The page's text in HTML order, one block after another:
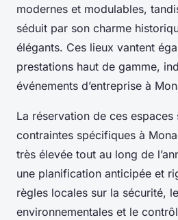
modernes et modulables,
séduit par son charme
élégants. Ces lieux vantent
prestations haut de gamme,
événements d’entreprise à
La réservation de ces espaces
contraintes spécifiques à
très élevée tout au long de
une planification anticipée et
règles locales sur la sécurité,
environnementales et le